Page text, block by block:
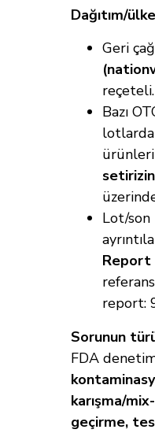
Dağıtım/
Geri
reçeteli.
Bazı
ürünleri
setirizin
Lot/son
Report
report:
Sorunun
FDA
karışma/
geçirme,